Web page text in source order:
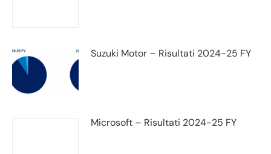
Suzuki Motor – Risultati 2024-25 FY
Microsoft – Risultati 2024-25 FY